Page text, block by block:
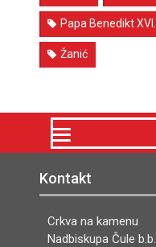
Papa Benedikt XVI.
Žanić
Kontakt
Crkva na kamenu
Nadbiskupa Čule b.b.